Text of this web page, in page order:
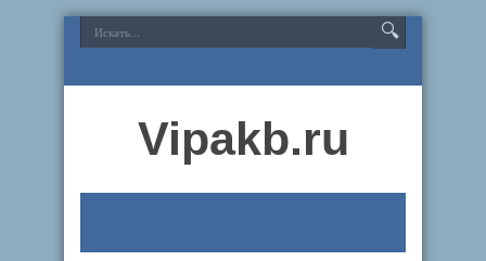
Vipakb.ru